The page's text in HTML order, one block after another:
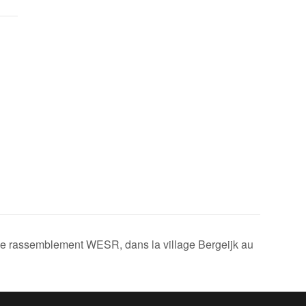
rassemblement WESR, dans la village Bergeijk au